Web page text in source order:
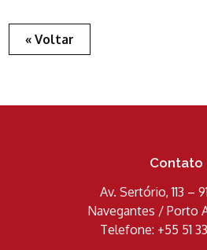
« Voltar
Contato
Av. Sertório, 113 –
Navegantes / Porto
Telefone: +55 51